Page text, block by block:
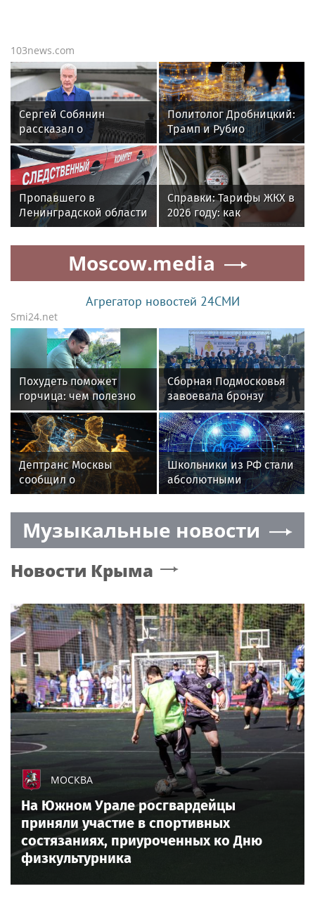
103news.com
Сергей Собянин
рассказал о
строительстве
дорожных объектов в
2026 году
Политолог Дробницкий:
Трамп и Рубио
стремятся освободить
Гилмана
Пропавшего в
Ленинградской области
мальчика нашли
мертвым
Справки: Тарифы ЖКХ в
2026 году: как
изменятся цены и
насколько вырастет
плата
Moscow.media
Агрегатор новостей 24СМИ
Smi24.net
Похудеть поможет
горчица: чем полезно
это растение и
продукты, которые из
него производят
Сборная Подмосковья
завоевала бронзу
на Всероссийском
чемпионате ГИМС
в Тольятти
Дептранс Москвы
сообщил о
двухкилометровой
Мира
Школьники из РФ стали
абсолютными
чемпионами на
Музыкальные новости
Новости Крыма
МОСКВА
На Южном Урале росгвардейцы
приняли участие в спортивных
состязаниях, приуроченных ко Дню
физкультурника